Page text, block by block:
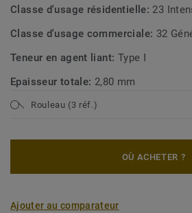
Classe d'usage résidentielle: 23
Classe d'usage commerciale: 32
Teneur en agent liant: Type I
Epaisseur totale: 2,80 mm
Rouleau (3 réf.)
OÙ ACHETER ?
Ajouter au comparateur